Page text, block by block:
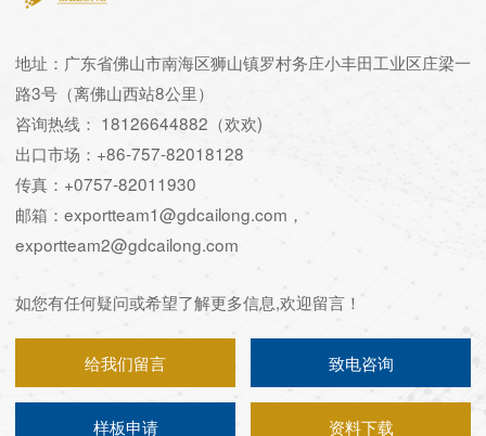
地址：广东省佛山市南海区狮山镇罗村务庄小丰田工业区庄梁一
路3号（离佛山西站8公里）
咨询热线： 18126644882（欢欢)
出口市场：+86-757-82018128
传真：+0757-82011930
邮箱：exportteam1@gdcailong.com，
exportteam2@gdcailong.com
如您有任何疑问或希望了解更多信息,欢迎留言！
给我们留言 致电咨询
样板申请 资料下载